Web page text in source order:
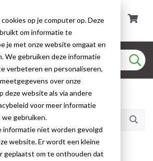
op je computer op. Deze
om informatie te
je met onze website omgaat en
We gebruiken deze informatie
verbeteren en personaliseren,
over onze
deze website als via andere
voor meer informatie
we gebruiken.
informatie niet worden gevolgd
website. Er wordt een kleine
geplaatst om te onthouden dat
producten (740)